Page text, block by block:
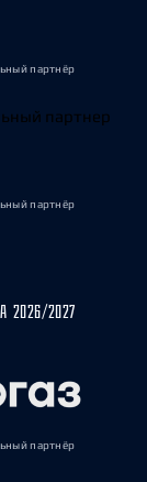
партнёр
партнёр
2026/2027
партнёр